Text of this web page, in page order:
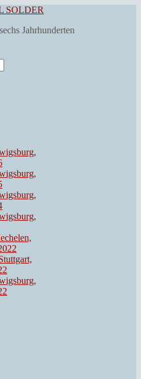
SOLDER
Jahrhunderten